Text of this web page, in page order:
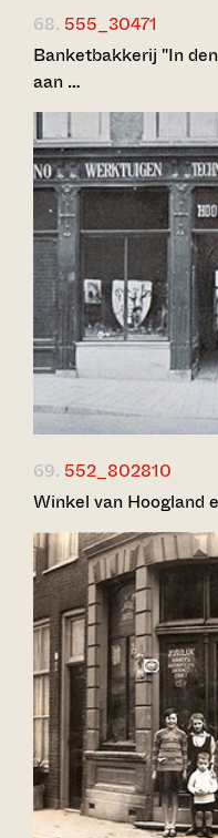
68. 555_30471
Banketbakkerij "In
aan …
69. 552_802810
Winkel van Hoogland